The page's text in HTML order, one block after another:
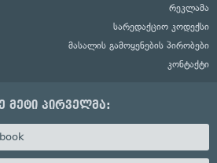
რეკლამა
სარედაქციო კოდექსი
მასალის გამოყენების პირობები
კონტაქტი
მეტი პირველმა: